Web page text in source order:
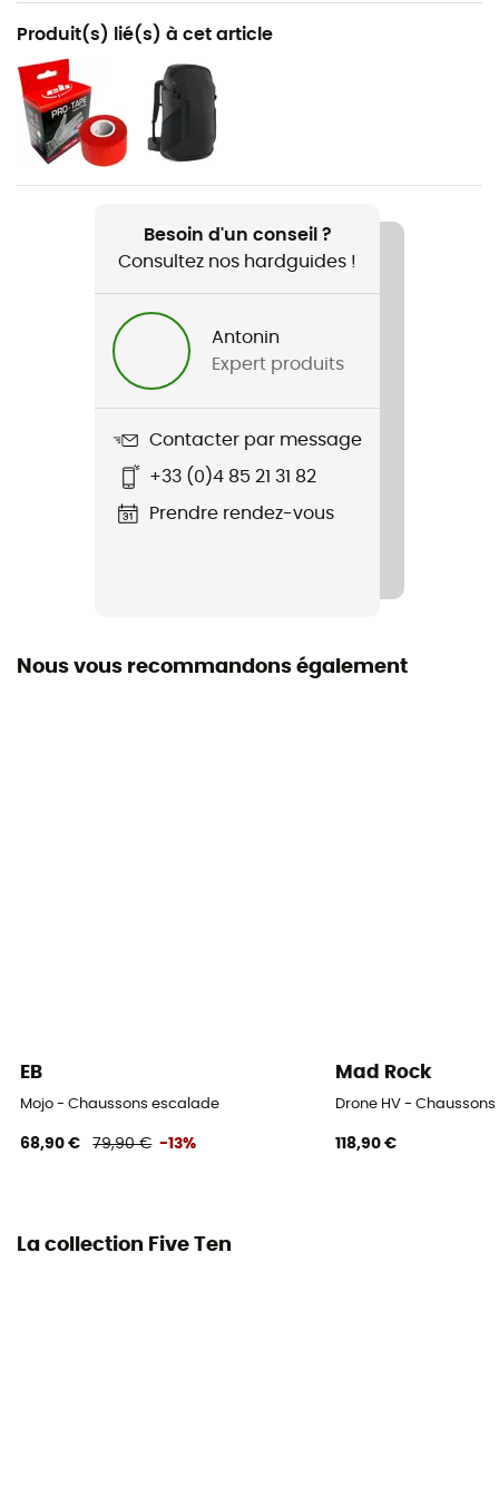
Recommandé pour
Escalade / Escalade sportive
Genre
Homme
Nom du produit
Caractéristiques
Gomme contre-pointe
Rigidité de la semelle
Semelle extérieure
Hauteur de tige
Matière de la tige
Produit(s) lié(s) à cet article
Besoin d'un conseil ?
Consultez nos hardguides !
Antonin
Expert produits
Contacter par message
+33 (0)4 85 21 31 82
Prendre rendez-vous
Nous vous recommandons également
EB
Mojo - Chaussons escalade
68,90 € 79,90 € -13%
Mad Rock
Drone HV -
118,90 €
La collection Five Ten